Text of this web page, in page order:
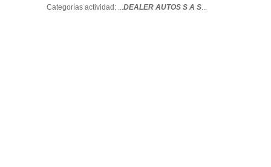
Categorías actividad: ...DEALER AUTOS S A S...